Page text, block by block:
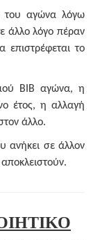
του αγώνα λόγω
άλλο λόγο πέραν
επιστρέφεται το
BIB αγώνα, η
έτος, η αλλαγή
άλλο.
ανήκει σε άλλον